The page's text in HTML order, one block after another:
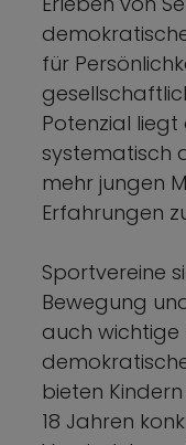
für
Potenzial liegt
systematisch
mehr jungen
Erfahrungen
Sportvereine
Bewegung
auch wichtige
bieten
18 Jahren